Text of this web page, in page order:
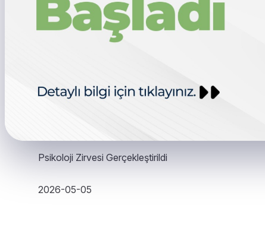
Psikoloji Zirvesi Gerçekleştirildi
2026-05-05